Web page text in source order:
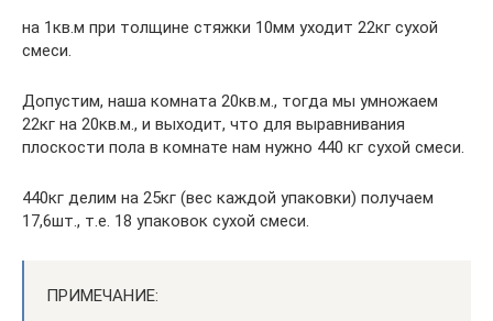
на 1кв.м при толщине стяжки 10мм уходит 22кг сухой
смеси.
Допустим, наша комната 20кв.м., тогда мы умножаем
22кг на 20кв.м., и выходит, что для выравнивания
плоскости пола в комнате нам нужно 440 кг сухой смеси.
440кг делим на 25кг (вес каждой упаковки) получаем
17,6шт., т.е. 18 упаковок сухой смеси.
ПРИМЕЧАНИЕ: